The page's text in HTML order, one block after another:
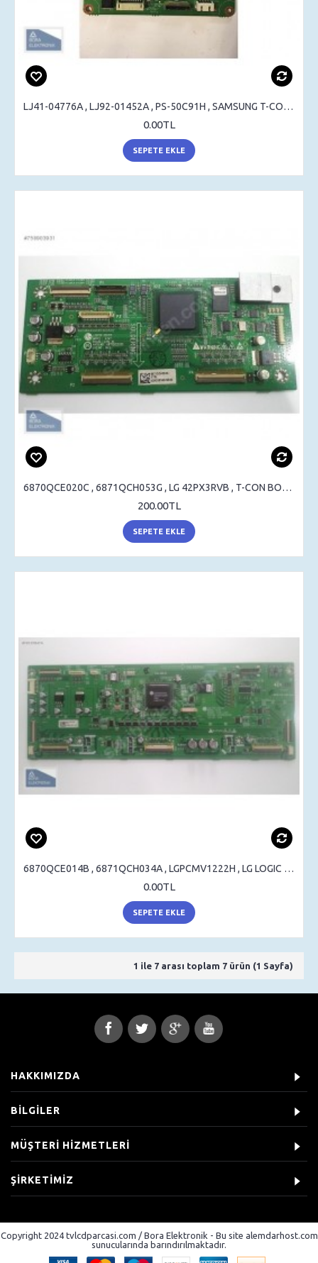
LJ41-04776A , LJ92-01452A , PS-50C91H , SAMSUNG T-CON , LOGIC BOARD
0.00TL
SEPETE EKLE
6870QCE020C , 6871QCH053G , LG 42PX3RVB , T-CON BOARD
200.00TL
SEPETE EKLE
6870QCE014B , 6871QCH034A , LGPCMV1222H , LG LOGIC BOARD
0.00TL
SEPETE EKLE
1 ile 7 arası toplam 7 ürün (1 Sayfa)
HAKKIMIZDA
BİLGİLER
MÜŞTERİ HİZMETLERİ
ŞİRKETİMİZ
Copyright 2024 tvlcdparcasi.com / Bora Elektronik - Bu site alemdarhost.com
sunucularında barındırılmaktadır.